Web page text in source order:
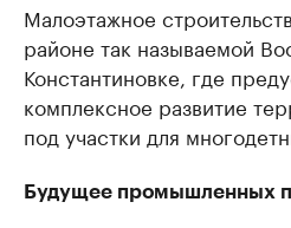
Малоэтажное
районе так называемой
Константиновке, где
комплексное развитие
под участки для
Будущее промышленных